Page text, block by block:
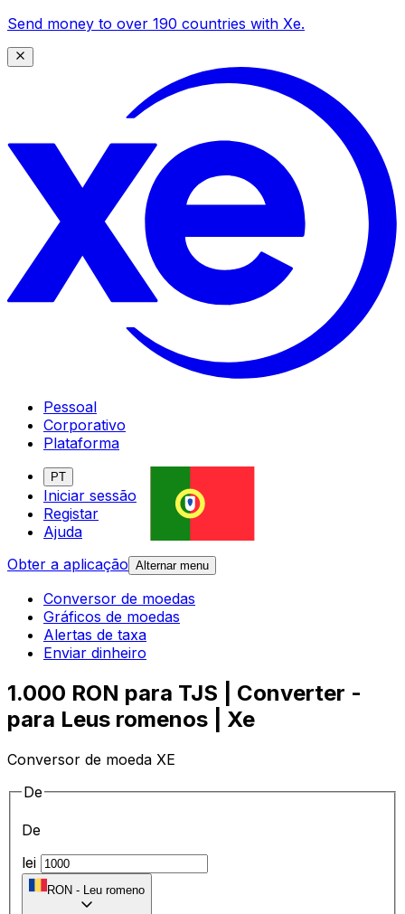
Send money to over 190 countries with Xe.
Pessoal
Corporativo
Plataforma
PT
Iniciar sessão
Registar
Ajuda
Obter a aplicação Alternar menu
Conversor de moedas
Gráficos de moedas
Alertas de taxa
Enviar dinheiro
1.000 RON para TJS | Converter -
para Leus romenos | Xe
Conversor de moeda XE
De
De
lei
RON - Leu romeno